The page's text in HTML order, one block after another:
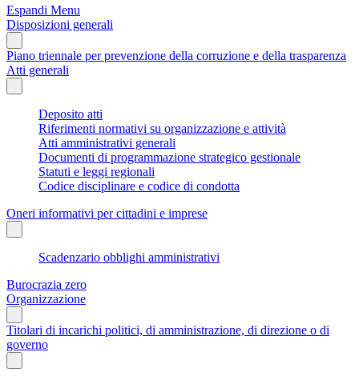
Espandi Menu
Disposizioni generali
Piano triennale per prevenzione della corruzione e della trasparenza
Atti generali
Deposito atti
Riferimenti normativi su organizzazione e attività
Atti amministrativi generali
Documenti di programmazione strategico gestionale
Statuti e leggi regionali
Codice disciplinare e codice di condotta
Oneri informativi per cittadini e imprese
Scadenzario obblighi amministrativi
Burocrazia zero
Organizzazione
Titolari di incarichi politici, di amministrazione, di direzione o di
governo